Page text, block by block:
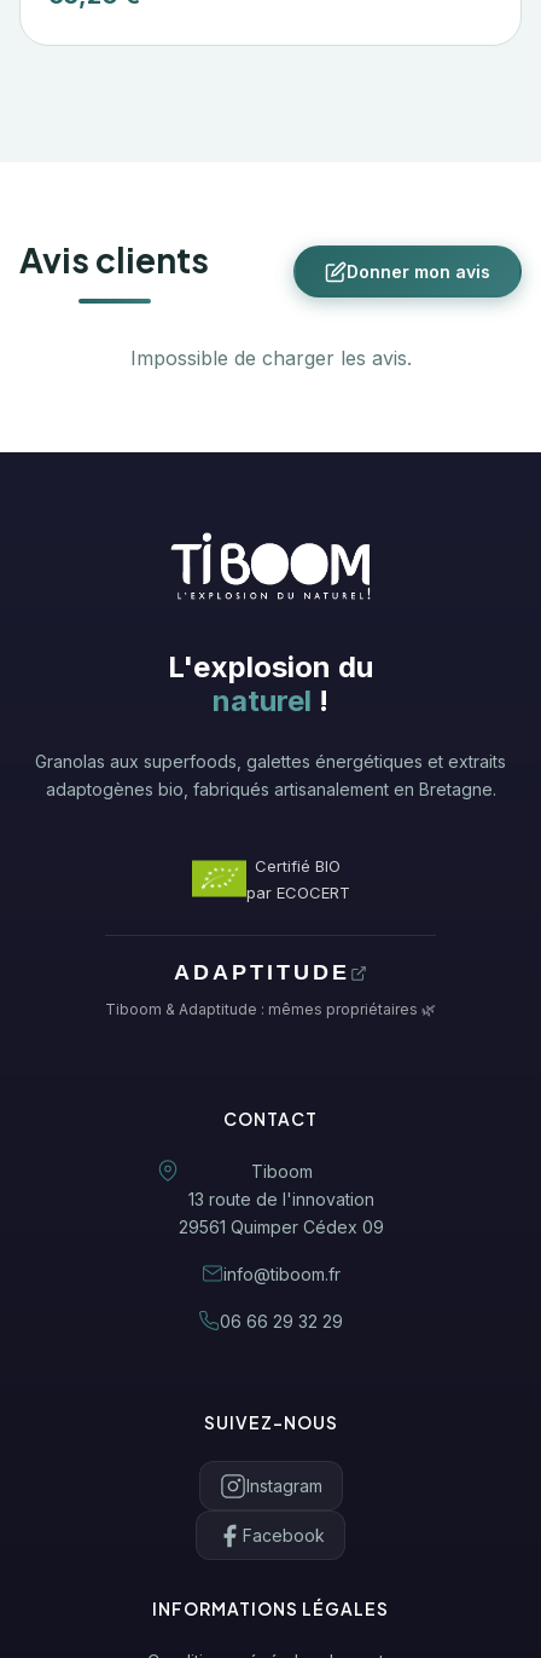
Avis clients Donner mon avis
Impossible de charger les avis.
L'explosion du
naturel !
Granolas aux superfoods, galettes énergétiques et extraits
adaptogènes bio, fabriqués artisanalement en Bretagne.
Certifié BIO
par ECOCERT
ADAPTITUDE
Tiboom & Adaptitude : mêmes propriétaires 🌿
CONTACT
Tiboom
13 route de l'innovation
29561 Quimper Cédex 09
info@tiboom.fr
06 66 29 32 29
SUIVEZ-NOUS
Instagram
Facebook
INFORMATIONS LÉGALES